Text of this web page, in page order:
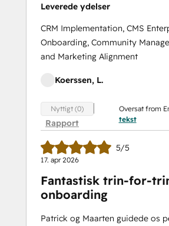
Leverede ydelser
CRM Implementation, CMS
Onboarding, Community
and Marketing Alignment
Koerssen, L.
Nyttigt (0)
Rapport
Oversat from
tekst
5/5
17. apr 2026
Fantastisk trin-for-
onboarding
Patrick og Maarten guidede os